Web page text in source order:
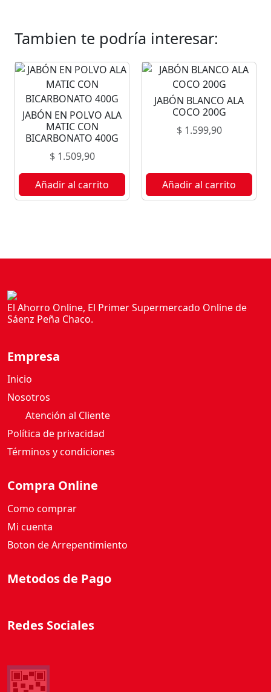
Tambien te podría interesar:
JABÓN EN POLVO ALA
MATIC CON
BICARBONATO 400G
$1.509,90
Añadir al carrito
JABÓN BLANCO ALA
COCO 200G
$1.599,90
Añadir al carrito
El Ahorro Online, El Primer Supermercado Online de
Sáenz Peña Chaco.
Empresa
Inicio
Nosotros
Atención al Cliente
Política de privacidad
Términos y condiciones
Compra Online
Como comprar
Mi cuenta
Boton de Arrepentimiento
Metodos de Pago
Redes Sociales